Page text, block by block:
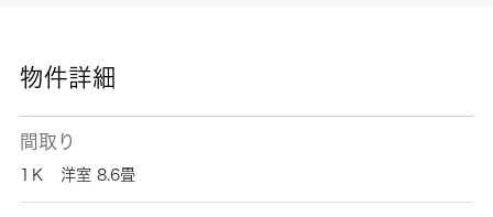
物件詳細
間取り
1Ｋ 洋室 8.6畳